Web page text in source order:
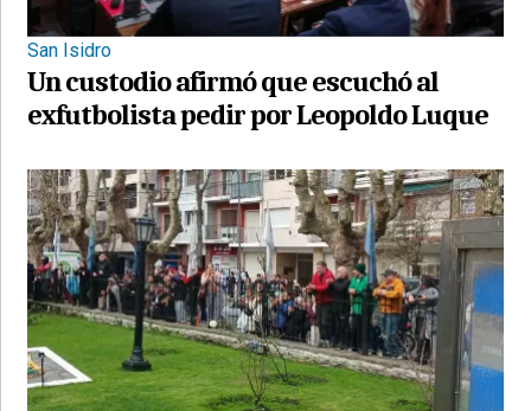
San Isidro
Un custodio afirmó que escuchó al
exfutbolista pedir por Leopoldo Luque